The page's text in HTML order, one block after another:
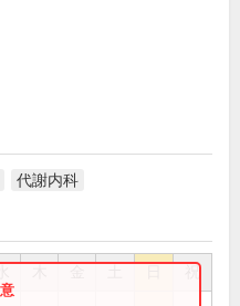
代謝内科
祝